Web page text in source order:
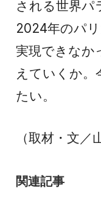
される世界パ
2024年のパ
実現できなか
えていくか。
たい。
（取材・文／
関連記事